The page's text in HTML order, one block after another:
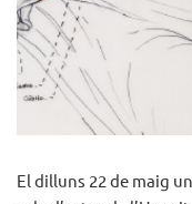
El dilluns 22 de maig